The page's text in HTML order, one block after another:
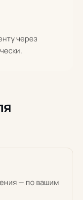
через
— по вашим